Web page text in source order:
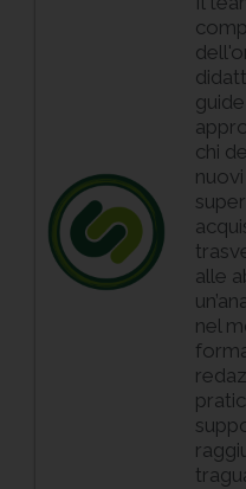
chi
alle
nel